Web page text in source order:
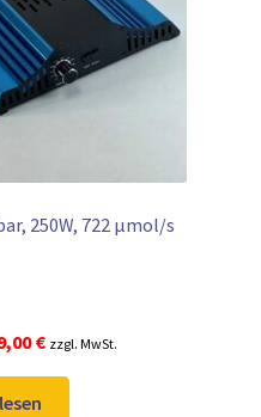
250W, 722 μmol/s
€Aktueller
Preis
zzgl. MwSt.